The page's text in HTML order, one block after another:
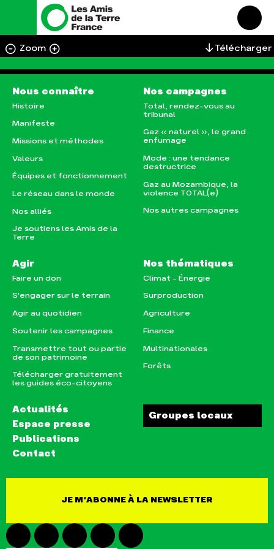
Nous connaître
Missions et méthodes
Valeurs
Équipes et fonctionnement
Le réseau dans le monde
Nos alliés
Je soutiens les Amis de la
Terre
Nos campagnes
tribunal
Gaz « naturel », le grand
enfumage
Mode : une tendance
destructrice
Gaz au Mozambique, la
violence TOTAL(e)
Nos autres campagnes
Agir
Faire un don
Agir au quotidien
Soutenir les campagnes
Transmettre tout ou partie
de son patrimoine
Télécharger gratuitement
les guides éco-citoyens
Agriculture
Finance
Multinationales
Forêts
Actualités
Espace presse
Contact
Zoom Télécharger
Nous connaître
Histoire
Manifeste
Missions et méthodes
Valeurs
Équipes et fonctionnement
Le réseau dans le monde
Nos alliés
Je soutiens les Amis de la
Terre
Nos campagnes
Total, rendez-vous au
tribunal
Gaz « naturel », le grand
enfumage
Mode : une tendance
destructrice
Gaz au Mozambique, la
violence TOTAL(e)
Nos autres campagnes
Agir
Faire un don
S'engager sur le terrain
Agir au quotidien
Soutenir les campagnes
Transmettre tout ou partie
de son patrimoine
Télécharger gratuitement
les guides éco-citoyens
Nos thématiques
Climat – Énergie
Surproduction
Agriculture
Finance
Multinationales
Forêts
Actualités
Espace presse
Publications
Contact
Groupes locaux
JE M‘ABONNE À LA NEWSLETTER